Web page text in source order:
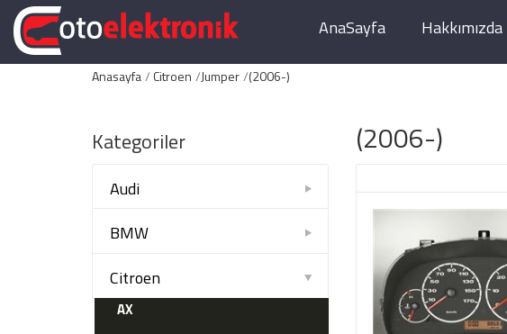
AnaSayfa Hakkımızda
Anasayfa Citroen Jumper (2006-)
Kategoriler
Audi
BMW
Citroen
AX
(2006-)